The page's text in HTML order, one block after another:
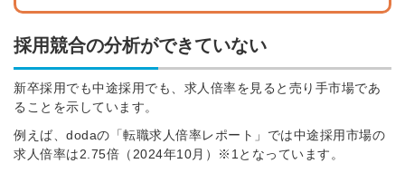
採用競合の分析ができていない
新卒採用でも中途採用でも、求人倍率を見ると売り手市場であ
ることを示しています。
例えば、dodaの「転職求人倍率レポート」では中途採用市場の
求人倍率は2.75倍 （ 2024年10月 ） ※1 となっています。